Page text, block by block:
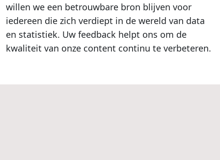
willen we een betrouwbare bron blijven voor
iedereen die zich verdiept in de wereld van data
en statistiek. Uw feedback helpt ons om de
kwaliteit van onze content continu te verbeteren.